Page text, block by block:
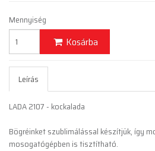
Mennyiség
Kosárba
Leírás
LADA 2107 - kockalada
Bögréinket szublimálással készítjük, így
mosogatógépben is tisztítható.